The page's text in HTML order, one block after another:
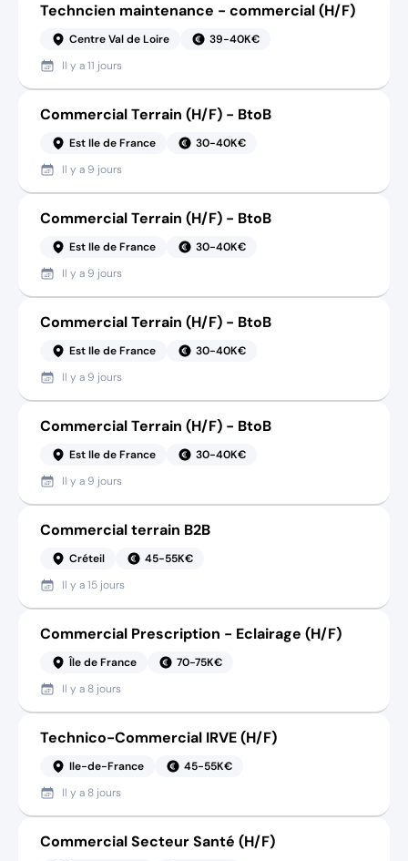
Techncien maintenance - commercial (H/F)
Centre Val de Loire
39-40K€
Il y a11 jours
Commercial Terrain (H/F) - BtoB
Est Ile de France
30-40K€
Il y a 9 jours
Commercial Terrain (H/F) - BtoB
Est Ile de France
30-40K€
Il y a 9 jours
Commercial Terrain (H/F) - BtoB
Est Ile de France
30-40K€
Il y a 9 jours
Commercial Terrain (H/F) - BtoB
Est Ile de France
30-40K€
Il y a 9 jours
Commercial terrain B2B
Créteil
45-55K€
Il y a15 jours
Commercial Prescription - Eclairage (H/F)
Île de France
70-75K€
Il y a 8 jours
Technico-Commercial IRVE (H/F)
Ile-de-France
45-55K€
Il y a 8 jours
Commercial Secteur Santé (H/F)